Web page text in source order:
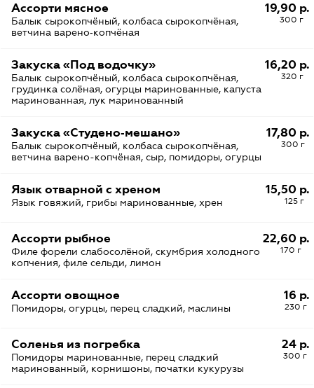
19,90 р.
300 г
Ассорти мясное
Балык сырокопчёный, колбаса сырокопчёная,
ветчина варено‑копчёная
16,20 р.
320 г
Закуска «Под водочку»
Балык сырокопчёный, колбаса сырокопчёная,
грудинка солёная, огурцы маринованные, капуста
маринованная, лук маринованный
17,80 р.
300 г
Закуска «Студено‑мешано»
Балык сырокопчёный, колбаса сырокопчёная,
ветчина варено-копчёная, сыр, помидоры, огурцы
15,50 р.
125 г
Язык отварной с хреном
Язык говяжий, грибы маринованные, хрен
22,60 р.
170 г
Ассорти рыбное
Филе форели слабосолёной, скумбрия холодного
копчения, филе сельди, лимон
16 р.
230 г
Ассорти овощное
Помидоры, огурцы, перец сладкий, маслины
24 р.
300 г
Соленья из погребка
Помидоры маринованные, перец сладкий
маринованный, корнишоны, початки кукурузы